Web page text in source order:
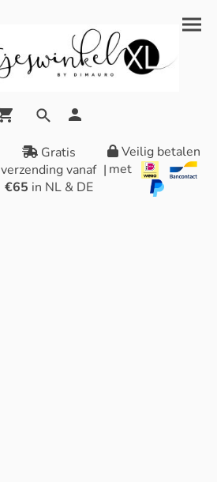
Gratis
verzending vanaf
€65 in NL & DE
|
Veilig betalen
met